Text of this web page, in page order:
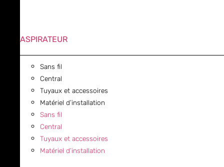
ASPIRATEUR
Sans fil
Central
Tuyaux et accessoires
Matériel d’installation
Sans fil
Central
Tuyaux et accessoires
Matériel d’installation